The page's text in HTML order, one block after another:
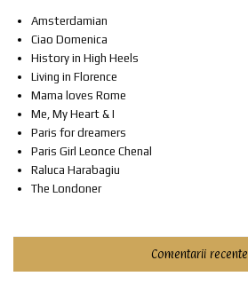
Amsterdamian
Ciao Domenica
History in High Heels
Living in Florence
Mama loves Rome
Me, My Heart & I
Paris for dreamers
Paris Girl Leonce Chenal
Raluca Harabagiu
The Londoner
Comentarii recente